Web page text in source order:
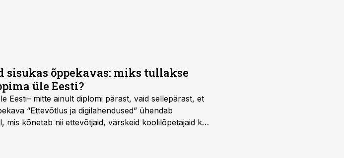
sisukas õppekavas: miks tullakse
üle Eesti?
Eesti– mitte ainult diplomi pärast, vaid sellepärast, et
“Ettevõtlus ja digilahendused” ühendab
mis kõnetab nii ettevõtjaid, värskeid koolilõpetajaid kui